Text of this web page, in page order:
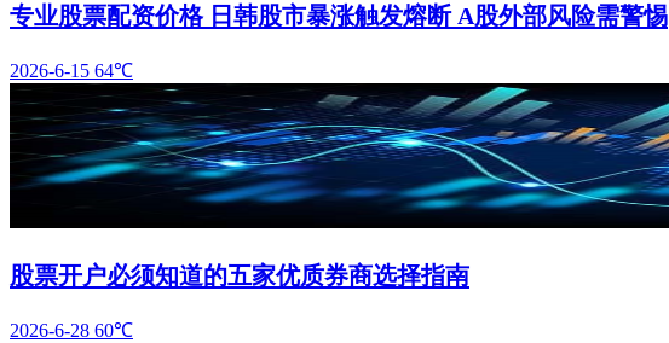
专业股票配资价格 日韩股市暴涨触发熔断 A股外部风险需警惕
2026-6-15 64℃
股票开户必须知道的五家优质券商选择指南
2026-6-28 60℃